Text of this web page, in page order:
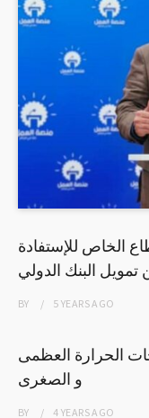
الخاص للإستفادة
تمويل البنك الدولي
BY 5 YEARSAGO
الحرارة العظمى
و الصغرى
BY 4 YEARSAGO